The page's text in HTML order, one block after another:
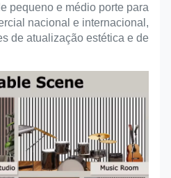
pequeno e médio porte para
nacional e internacional,
de atualização estética e de